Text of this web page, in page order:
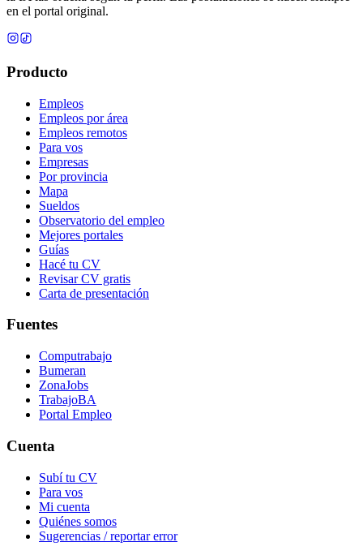
en el portal original.
Producto
Empleos
Empleos por área
Empleos remotos
Para vos
Empresas
Por provincia
Mapa
Sueldos
Observatorio del empleo
Mejores portales
Guías
Hacé tu CV
Revisar CV gratis
Carta de presentación
Fuentes
Computrabajo
Bumeran
ZonaJobs
TrabajoBA
Portal Empleo
Cuenta
Subí tu CV
Para vos
Mi cuenta
Quiénes somos
Sugerencias / reportar error